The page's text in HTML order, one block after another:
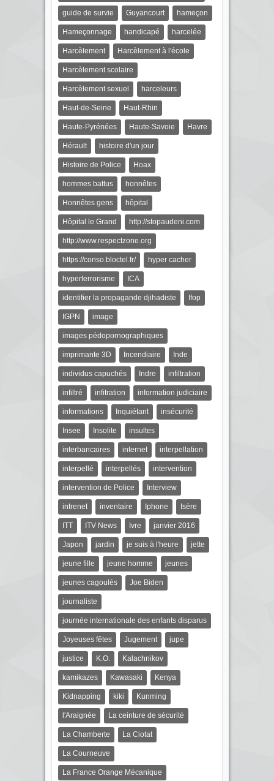
guide de survie Guyancourt hameçon
Hameçonnage handicapé harcelée
Harcèlement Harcèlement à l'école
Harcèlement scolaire
Harcèlement sexuel harceleurs
Haut-de-Seine Haut-Rhin
Haute-Pyrénées Haute-Savoie Havre
Hérault histoire d'un jour
Histoire de Police Hoax
hommes battus honnêtes
Honnêtes gens hôpital
Hôpital le Grand http://stopaudeni.com
http://www.respectzone.org
https://conso.bloctel.fr/ hyper cacher
hyperterrorisme ICA
identifier la propagande djihadiste Ifop
IGPN image
images pédopornographiques
imprimante 3D Incendiaire Inde
individus capuchés Indre infiltration
infiltré infitration information judiciaire
informations Inquiétant insécurité
Insee Insolite insultes
interbancaires internet interpellation
interpellé interpellés intervention
intervention de Police Interview
intrenet inventaire Iphone Isère
ITT ITV News Ivre janvier 2016
Japon jardin je suis à l'heure jette
jeune fille jeune homme jeunes
jeunes cagoulés Joe Biden
journaliste
journée internationale des enfants disparus
Joyeuses fêtes Jugement jupe
justice K.O. Kalachnikov
kamikazes Kawasaki Kenya
Kidnapping kiki Kunming
l'Araignée La ceinture de sécurité
La Chamberte La Ciotat
La Courneuve
La France Orange Mécanique